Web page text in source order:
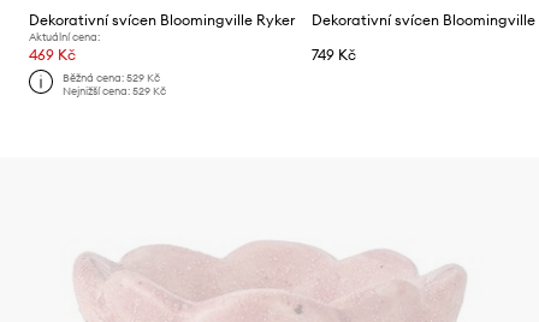
Dekorativní svícen Bloomingville Ryker
Aktuální cena:
469 Kč
Běžná cena:529 Kč
Nejnižší cena:529 Kč
Dekorativní svícen Bloomingville
749 Kč